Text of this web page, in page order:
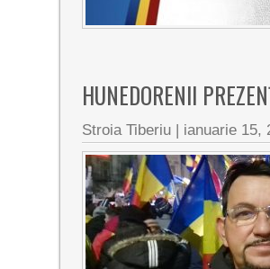
HUNEDORENII
Stroia Tiberiu | ianuarie 15,